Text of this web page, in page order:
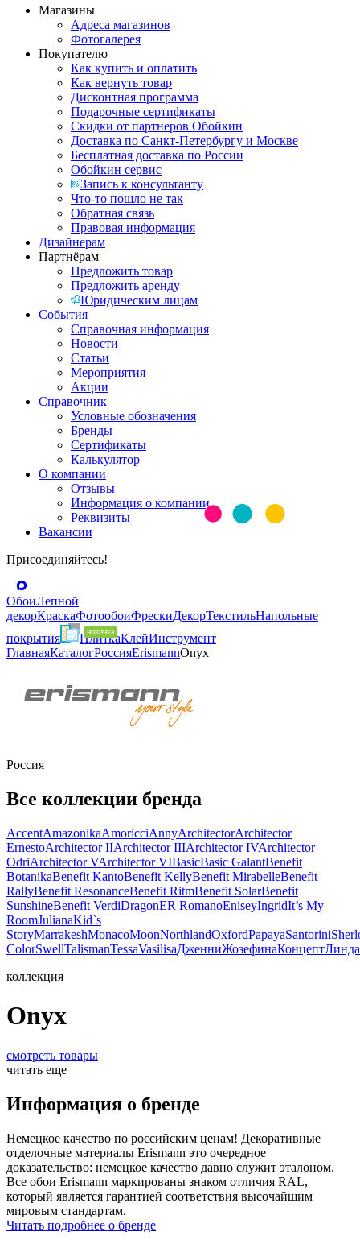
Магазины
Адреса магазинов
Фотогалерея
Покупателю
Как купить и оплатить
Как вернуть товар
Дисконтная программа
Подарочные сертификаты
Скидки от партнеров Обойкин
Доставка по Санкт-Петербургу и Москве
Бесплатная доставка по России
Обойкин сервис
Запись к консультанту
Что-то пошло не так
Обратная связь
Правовая информация
Дизайнерам
Партнёрам
Предложить товар
Предложить аренду
Юридическим лицам
События
Справочная информация
Новости
Статьи
Мероприятия
Акции
Справочник
Условные обозначения
Бренды
Сертификаты
Калькулятор
О компании
Отзывы
Информация о компании
Реквизиты
Вакансии
Присоединяйтесь!
ОбоиЛепной
декорКраскаФотообоиФрескиДекорТекстильНапольные
покрытия
ПлиткаКлейИнструмент
ГлавнаяКаталогРоссияErismannOnyx
Россия
Все коллекции бренда
AccentAmazonikaAmoricciAnnyArchitectorArchitector
ErnestoArchitector IIArchitector IIIArchitector IVArchitector
OdriArchitector VArchitector VIBasicBasic GalantBenefit
BotanikaBenefit KantoBenefit KellyBenefit MirabelleBenefit
RallyBenefit ResonanceBenefit RitmBenefit SolarBenefit
SunshineBenefit VerdiDragonER RomanoEniseyIngridIt’s My
RoomJulianaKid`s
StoryMarrakeshMonacoMoonNorthlandOxfordPapayaSantorini
ColorSwellTalismanTessaVasilisaДженниЖозефинаКонцептЛинда
коллекция
Onyx
смотреть товары
читать еще
Информация о бренде
Немецкое качество по российским ценам! Декоративные
отделочные материалы Erismann это очередное
доказательство: немецкое качество давно служит эталоном.
Все обои Erismann маркированы знаком отличия RAL,
который является гарантией соответствия высочайшим
мировым стандартам.
Читать подробнее о бренде